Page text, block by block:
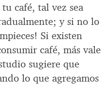
café, tal vez sea
y si no lo
Si existen
café, más vale
sugiere que
lo que agregamos